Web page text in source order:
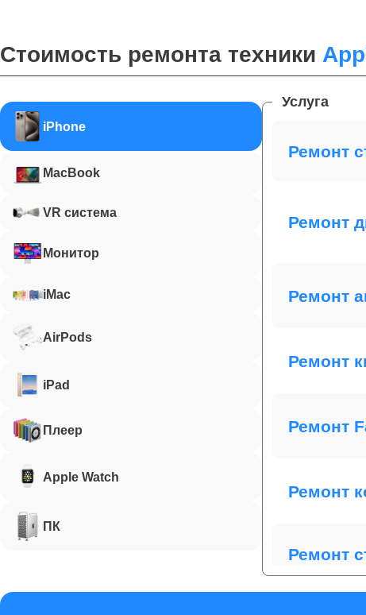
Стоимость ремонта техники
iPhone
MacBook
VR система
Монитор
iMac
AirPods
iPad
Плеер
Apple Watch
ПК
Услуга
Ремонт
Ремонт
Ремонт
Ремонт
Ремонт
Ремонт
Ремонт